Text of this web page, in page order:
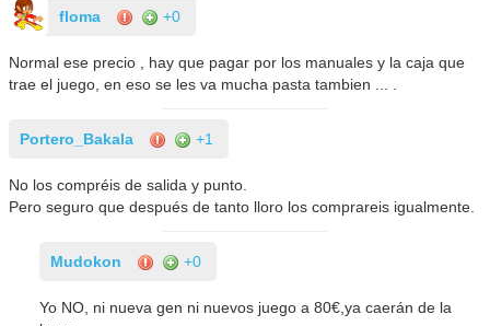
floma +0
Normal ese precio , hay que pagar por los manuales y la caja que
trae el juego, en eso se les va mucha pasta tambien ... .
Portero_Bakala +1
No los compréis de salida y punto.
Pero seguro que después de tanto lloro los comprareis igualmente.
Mudokon +0
Yo NO, ni nueva gen ni nuevos juego a 80€,ya caerán de la